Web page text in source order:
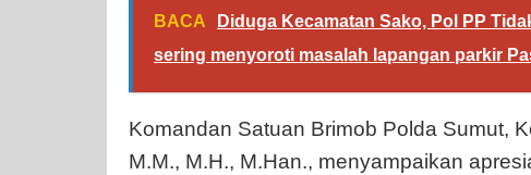
BACA
Diduga Kecamatan Sako, Pol PP
sering menyoroti masalah lapangan parkir
Komandan Satuan Brimob Polda Sumut,
M.M., M.H., M.Han., menyampaikan